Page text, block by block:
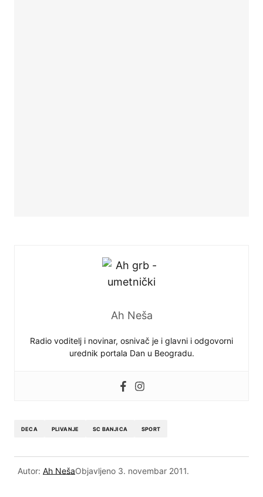
Ah Neša
Radio voditelj i novinar, osnivač je i glavni i odgovorni
urednik portala Dan u Beogradu.
DECA PLIVANJE SC BANJICA SPORT
Autor: Ah NešaObjavljeno 3. novembar 2011.